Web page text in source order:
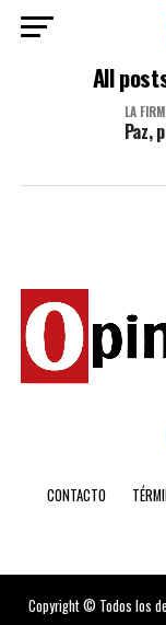
All
LA
Paz,
CONTACTO
Copyright © Todos los